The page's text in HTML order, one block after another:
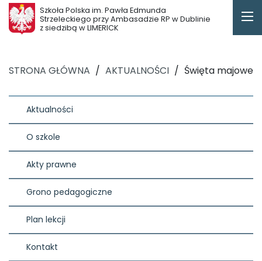
Szkoła Polska im. Pawła Edmunda
Strzeleckiego przy Ambasadzie RP w Dublinie
z siedzibą w LIMERICK
STRONA GŁÓWNA / AKTUALNOŚCI / Święta majowe
Aktualności
O szkole
Akty prawne
Grono pedagogiczne
Plan lekcji
Kontakt